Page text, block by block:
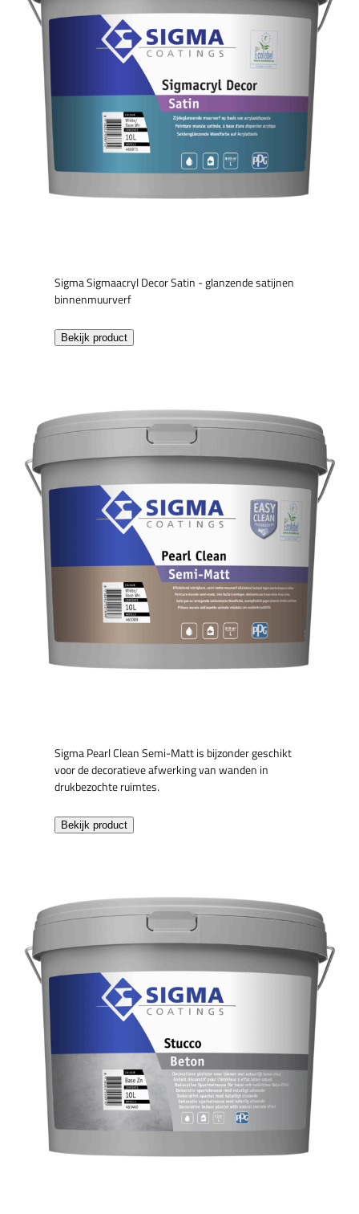
Sigma Sigmaacryl Decor Satin - glanzende satijnen
binnenmuurverf
Bekijk product
Sigma Pearl Clean Semi-Matt is bijzonder geschikt
voor de decoratieve afwerking van wanden in
drukbezochte ruimtes.
Bekijk product